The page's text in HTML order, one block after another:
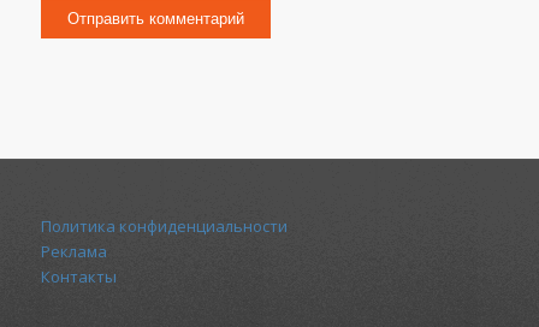
Политика конфиденциальности
Реклама
Контакты